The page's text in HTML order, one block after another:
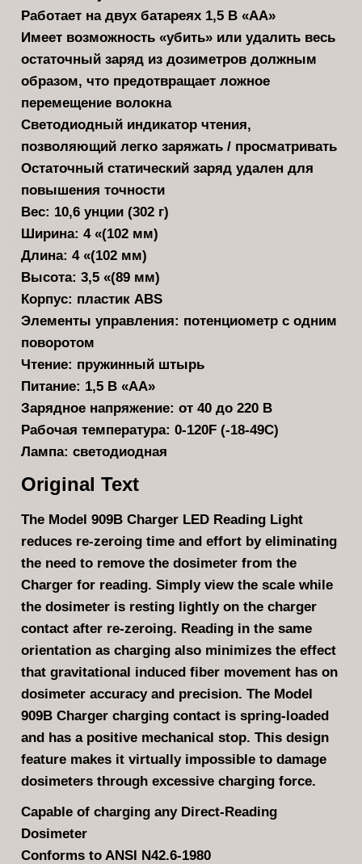
Работает на двух батареях 1,5 В «AA»
Имеет возможность «убить» или удалить весь
остаточный заряд из дозиметров должным
образом, что предотвращает ложное
перемещение волокна
Светодиодный индикатор чтения,
позволяющий легко заряжать / просматривать
Остаточный статический заряд удален для
повышения точности
Вес: 10,6 унции (302 г)
Ширина: 4 «(102 мм)
Длина: 4 «(102 мм)
Высота: 3,5 «(89 мм)
Корпус: пластик ABS
Элементы управления: потенциометр с одним
поворотом
Чтение: пружинный штырь
Питание: 1,5 В «АА»
Зарядное напряжение: от 40 до 220 В
Рабочая температура: 0-120F (-18-49C)
Лампа: светодиодная
Original Text
The Model 909B Charger LED Reading Light
reduces re-zeroing time and effort by eliminating
the need to remove the dosimeter from the
Charger for reading. Simply view the scale while
the dosimeter is resting lightly on the charger
contact after re-zeroing. Reading in the same
orientation as charging also minimizes the effect
that gravitational induced fiber movement has on
dosimeter accuracy and precision. The Model
909B Charger charging contact is spring-loaded
and has a positive mechanical stop. This design
feature makes it virtually impossible to damage
dosimeters through excessive charging force.
Capable of charging any Direct-Reading
Dosimeter
Conforms to ANSI N42.6-1980